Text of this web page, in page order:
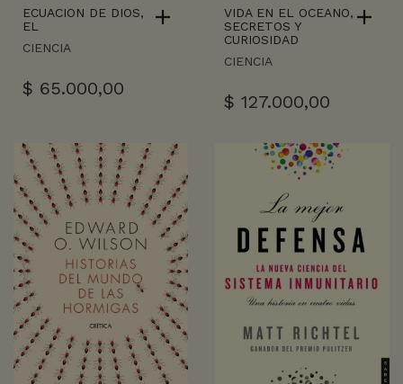
ECUACION DE DIOS,
EL
CIENCIA
$ 65.000,00
VIDA EN EL OCEANO,
SECRETOS Y
CURIOSIDAD
CIENCIA
$ 127.000,00